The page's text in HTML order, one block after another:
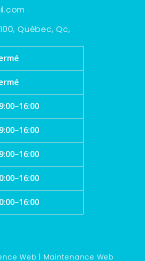
Québec, Qc,
Web | Maintenance Web